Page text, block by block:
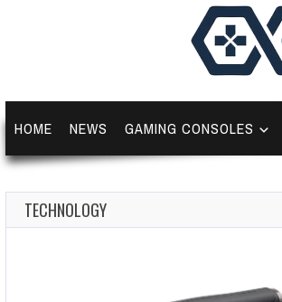
HOME NEWS GAMING CONSOLES
TECHNOLOGY